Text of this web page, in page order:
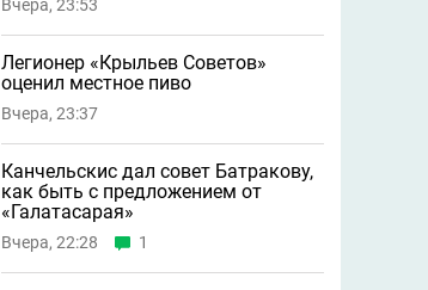
Вчера, 23:53
Легионер «Крыльев Советов»
оценил местное пиво
Вчера, 23:37
Канчельскис дал совет Батракову,
как быть с предложением от
«Галатасарая»
Вчера, 22:28 1